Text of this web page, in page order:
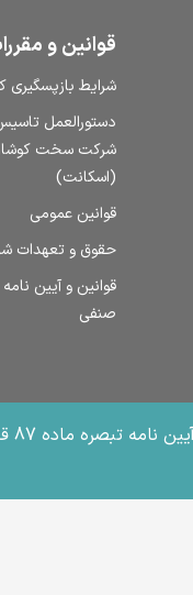
قوانین و
شرایط بازپسگیری
دستورالعمل
شرکت سخت
(اسکانت)
قوانین عمومی
حقوق و تعهدات
قوانین و آیین
صنفی